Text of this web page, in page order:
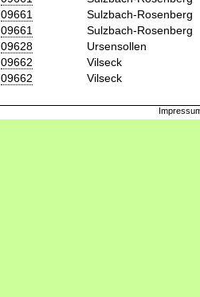
09661
Sulzbach-Rosenberg
09661
Sulzbach-Rosenberg
09628
Ursensollen
09662
Vilseck
09662
Vilseck